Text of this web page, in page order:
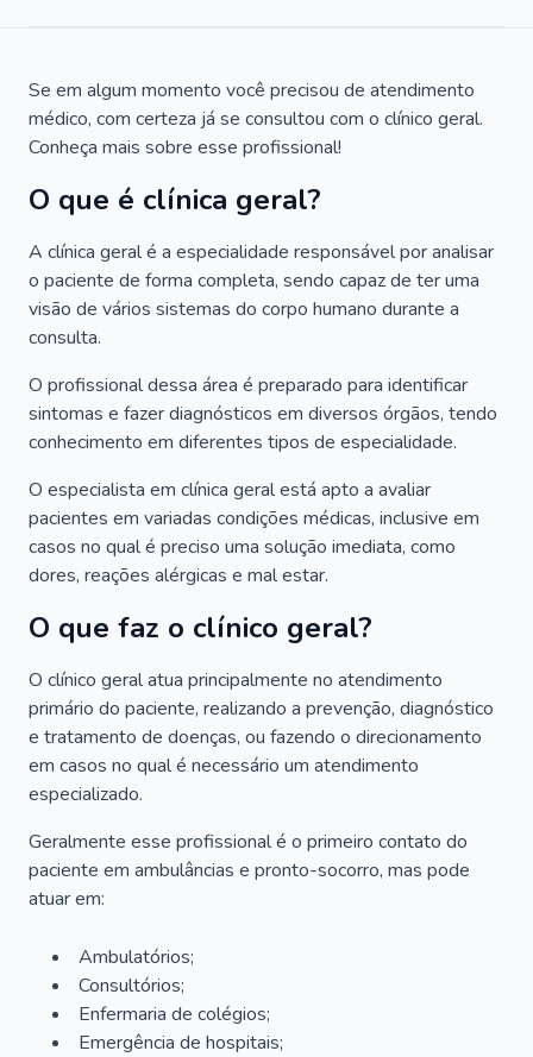
Se em algum momento você precisou de atendimento
médico, com certeza já se consultou com o clínico geral.
Conheça mais sobre esse profissional!
O que é clínica geral?
A clínica geral é a especialidade responsável por analisar
o paciente de forma completa, sendo capaz de ter uma
visão de vários sistemas do corpo humano durante a
consulta.
O profissional dessa área é preparado para identificar
sintomas e fazer diagnósticos em diversos órgãos, tendo
conhecimento em diferentes tipos de especialidade.
O especialista em clínica geral está apto a avaliar
pacientes em variadas condições médicas, inclusive em
casos no qual é preciso uma solução imediata, como
dores, reações alérgicas e mal estar.
O que faz o clínico geral?
O clínico geral atua principalmente no atendimento
primário do paciente, realizando a prevenção, diagnóstico
e tratamento de doenças, ou fazendo o direcionamento
em casos no qual é necessário um atendimento
especializado.
Geralmente esse profissional é o primeiro contato do
paciente em ambulâncias e pronto-socorro, mas pode
atuar em:
Ambulatórios;
Consultórios;
Enfermaria de colégios;
Emergência de hospitais;